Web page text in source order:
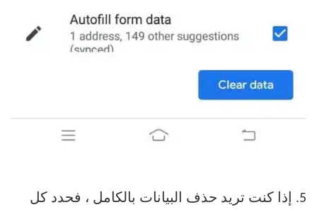
5. إذا كنت تريد حذف البيانات بالكامل ، فحدد كل